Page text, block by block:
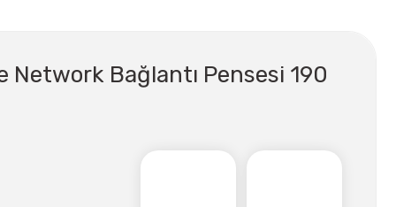
Network Bağlantı Pensesi 190